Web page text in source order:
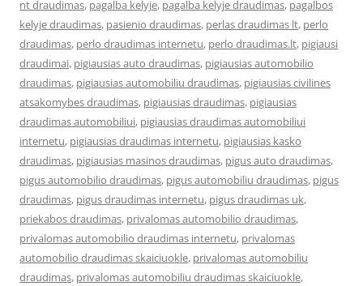
nt draudimas, pagalba kelyje, pagalba kelyje draudimas, pagalbos
kelyje draudimas, pasienio draudimas, perlas draudimas lt, perlo
draudimas, perlo draudimas internetu, perlo draudimas.lt, pigiausi
draudimai, pigiausias auto draudimas, pigiausias automobilio
draudimas, pigiausias automobiliu draudimas, pigiausias civilines
atsakomybes draudimas, pigiausias draudimas, pigiausias
draudimas automobiliui, pigiausias draudimas automobiliui
internetu, pigiausias draudimas internetu, pigiausias kasko
draudimas, pigiausias masinos draudimas, pigus auto draudimas,
pigus automobilio draudimas, pigus automobiliu draudimas, pigus
draudimas, pigus draudimas internetu, pigus draudimas uk,
priekabos draudimas, privalomas automobilio draudimas,
privalomas automobilio draudimas internetu, privalomas
automobilio draudimas skaiciuokle, privalomas automobiliu
draudimas, privalomas automobiliu draudimas skaiciuokle,